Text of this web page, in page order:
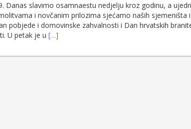
Danas slavimo osamnaestu nedjelju kroz godinu, a
i novčanim prilozima sjećamo naših sjemeništa
pobjede i domovinske zahvalnosti i Dan hrvatskih
U petak je u […]